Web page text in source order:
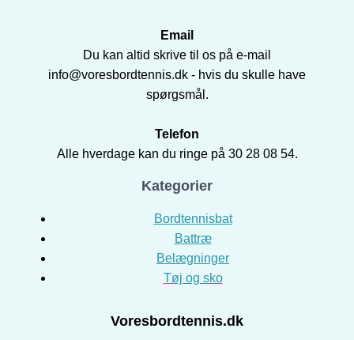
Email
Du kan altid skrive til os på e-mail
info@voresbordtennis.dk - hvis du skulle have
spørgsmål.
Telefon
Alle hverdage kan du ringe på 30 28 08 54.
Kategorier
Bordtennisbat
Battræ
Belægninger
Tøj og sko
Voresbordtennis.dk